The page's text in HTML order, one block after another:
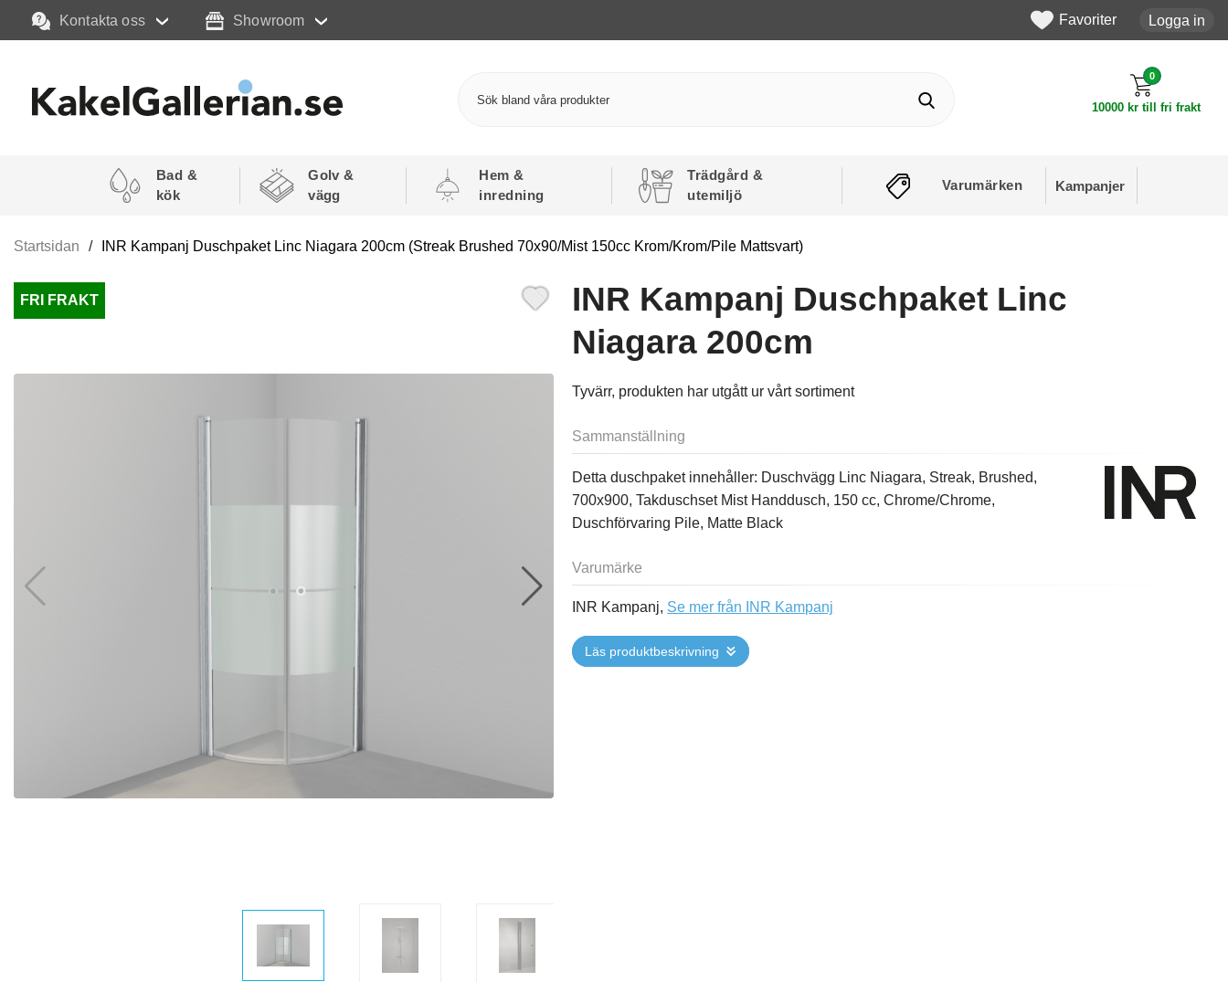
Kontakta oss Showroom Favoriter Logga in
0
10000 kr till fri frakt
Bad &
kök
Golv &
vägg
Hem &
inredning
Trädgård &
utemiljö
Varumärken Kampanjer
Startsidan INR Kampanj Duschpaket Linc Niagara 200cm (Streak Brushed 70x90/Mist 150cc Krom/Krom/Pile Mattsvart)
FRI FRAKT
INR Kampanj Duschpaket Linc
Niagara 200cm
Tyvärr, produkten har utgått ur vårt sortiment
Sammanställning
Detta duschpaket innehåller: Duschvägg Linc Niagara, Streak, Brushed,
700x900, Takduschset Mist Handdusch, 150 cc, Chrome/Chrome,
Duschförvaring Pile, Matte Black
Varumärke
INR Kampanj, Se mer från INR Kampanj
Läs produktbeskrivning